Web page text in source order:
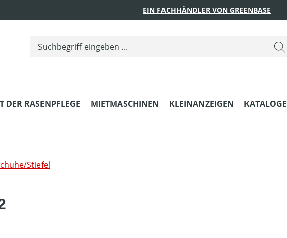
EIN FACHHÄNDLER VON GREENBASE
DER RASENPFLEGE MIETMASCHINEN KLEINANZEIGEN KATALOGE
Stiefel